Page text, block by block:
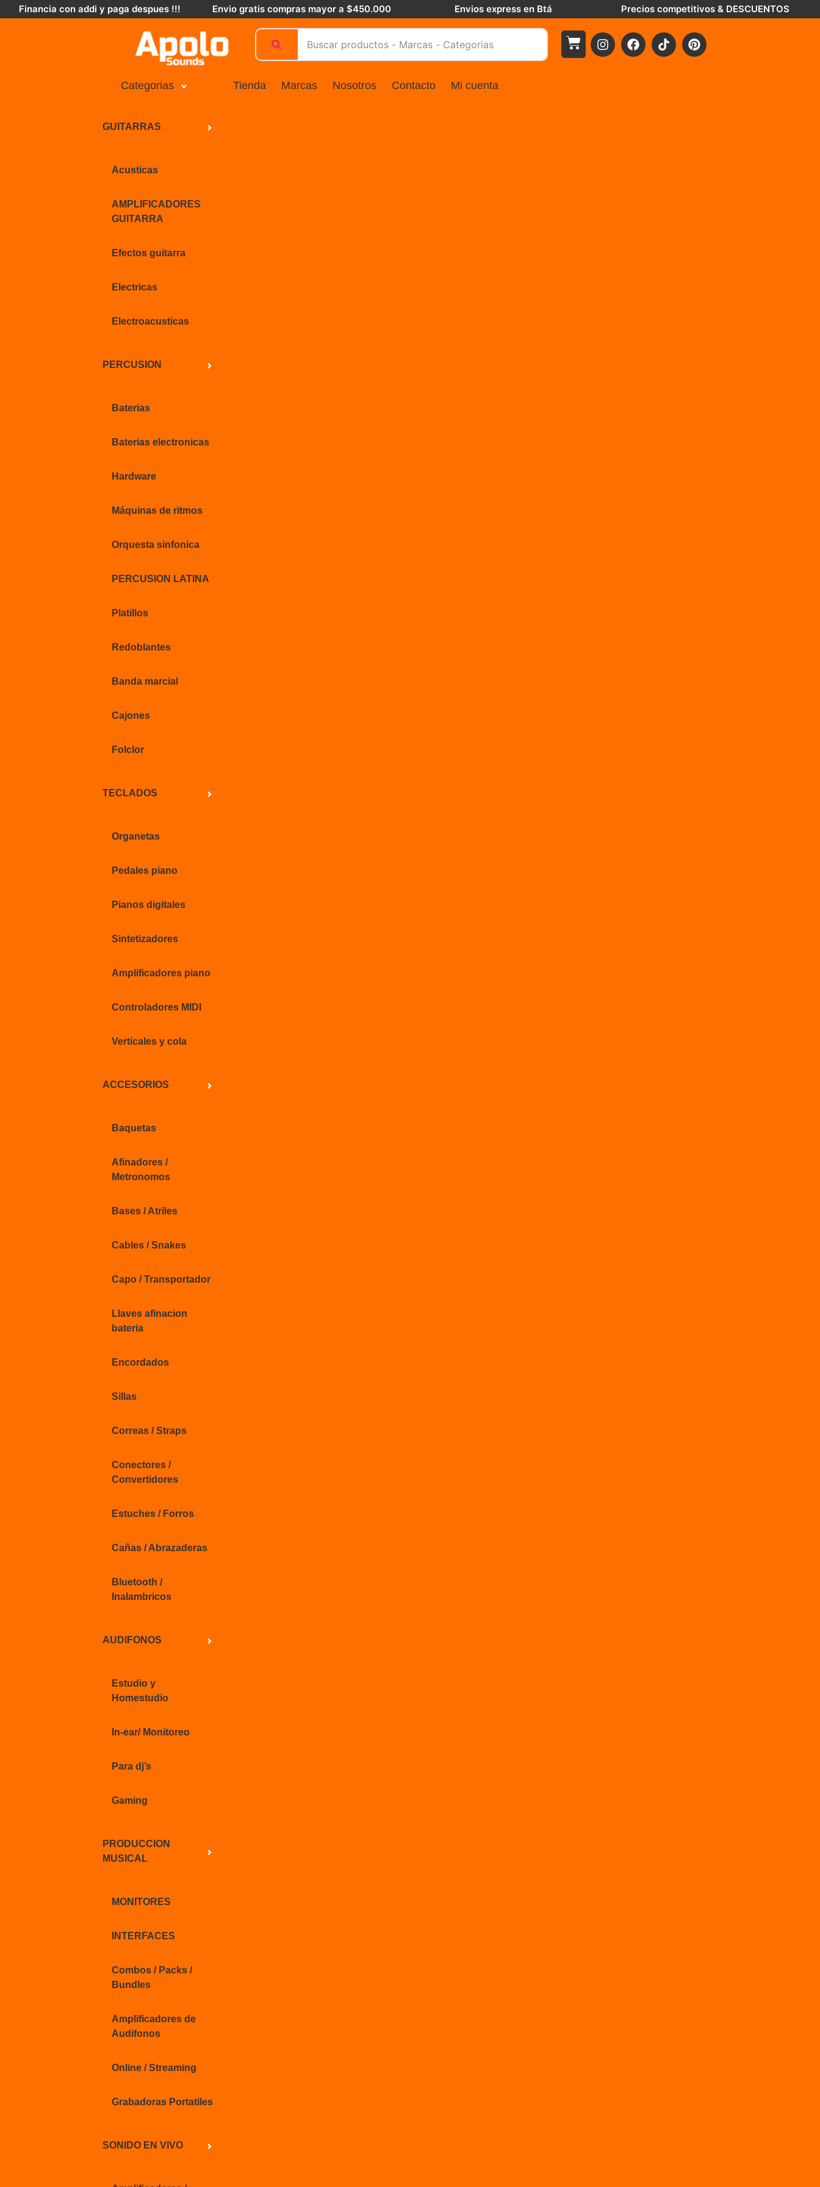
Financia con addi y paga despues !!! Envio gratis compras mayor a $450.000 Envios express en Btá Precios competitivos & DESCUENTOS
Categorias
GUITARRAS
Acusticas
AMPLIFICADORES
GUITARRA
Efectos guitarra
Electricas
Electroacusticas
PERCUSION
Baterias
Baterias electronicas
Hardware
Máquinas de ritmos
Orquesta sinfonica
PERCUSION LATINA
Platillos
Redoblantes
Banda marcial
Cajones
Folclor
TECLADOS
Organetas
Pedales piano
Pianos digitales
Sintetizadores
Amplificadores piano
Controladores MIDI
Verticales y cola
ACCESORIOS
Baquetas
Afinadores /
Metronomos
Bases / Atriles
Cables / Snakes
Capo / Transportador
Llaves afinacion
bateria
Encordados
Sillas
Correas / Straps
Conectores /
Convertidores
Estuches / Forros
Cañas / Abrazaderas
Bluetooth /
Inalambricos
AUDIFONOS
Estudio y
Homestudio
In-ear/ Monitoreo
Para dj’s
Gaming
PRODUCCION
MUSICAL
MONITORES
INTERFACES
Combos / Packs /
Bundles
Amplificadores de
Audifonos
Online / Streaming
Grabadoras Portatiles
SONIDO EN VIVO
Tienda Marcas Nosotros Contacto Mi cuenta